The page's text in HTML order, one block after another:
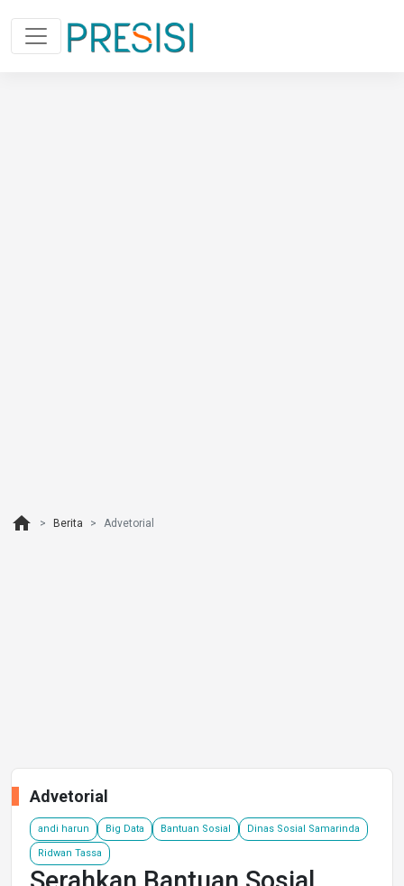
home Berita Advetorial
Advetorial
andi harun Big Data Bantuan Sosial Dinas Sosial Samarinda
Ridwan Tassa